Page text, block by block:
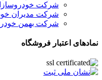
شرکت
شرکت مدیران
شرکت بهمن
نمادهای اعتبار فروشگاه